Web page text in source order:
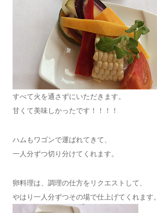
すべて火を通さずにいただきます。
甘くて美味しかったです！！！！
ハムもワゴンで運ばれてきて、
一人分ずつ切り分けてくれます。
卵料理は、調理の仕方をリクエストして、
やはり一人分ずつその場で仕上げてくれます。